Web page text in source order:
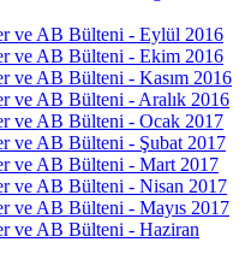
ve AB Bülteni - Eylül 2016
ve AB Bülteni - Ekim 2016
ve AB Bülteni - Kasım 2016
ve AB Bülteni - Aralık 2016
ve AB Bülteni - Ocak 2017
ve AB Bülteni - Şubat 2017
ve AB Bülteni - Mart 2017
ve AB Bülteni - Nisan 2017
ve AB Bülteni - Mayıs 2017
ve AB Bülteni - Haziran